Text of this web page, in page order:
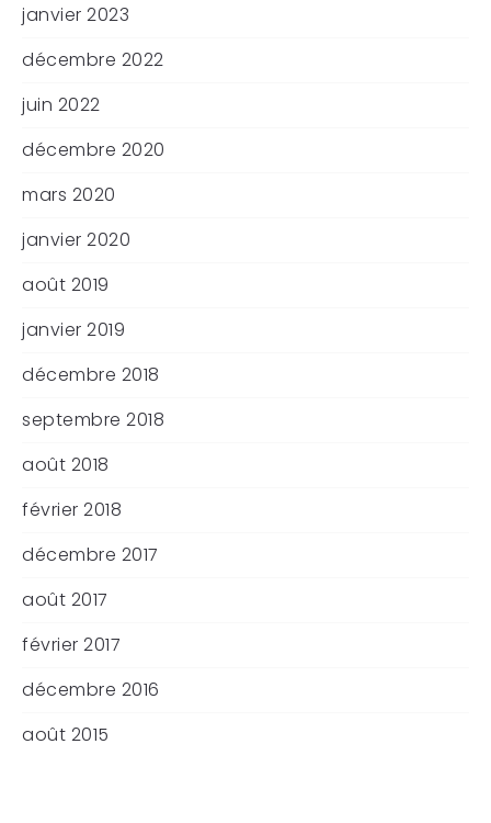
janvier 2023
décembre 2022
juin 2022
décembre 2020
mars 2020
janvier 2020
août 2019
janvier 2019
décembre 2018
septembre 2018
août 2018
février 2018
décembre 2017
août 2017
février 2017
décembre 2016
août 2015